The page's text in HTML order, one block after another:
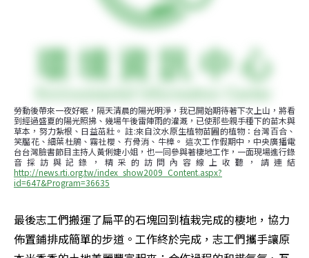
勞動後帶來一夜好眠，隔天清晨的陽光明淨，我已開始期待著下次上山，將看
到經過盛夏的陽光照拂、幾場午後雷陣雨的灌溉，已使那些親手種下的苗木與
草本，努力紮根、日益茁壯。 註:來自汶水原生植物苗圃的植物：台灣百合、
笑靨花、細葉杜鵑、霧社櫻、冇骨消、牛樟。 這次工作假期中，中央廣播電
台台灣臉書節目主持人黃俐婕小姐，也一同參與著棲地工作，一面現場進行錄
音採訪與記錄，精采的訪問內容線上收聽，請連結
http://news.rti.org.tw/index_show2009_Content.aspx?
id=647&Program=36635
最後志工們搬運了扁平的石塊回到植栽完成的棲地，協力
佈置鋪排成簡單的步道。工作終於完成，志工們攜手讓原